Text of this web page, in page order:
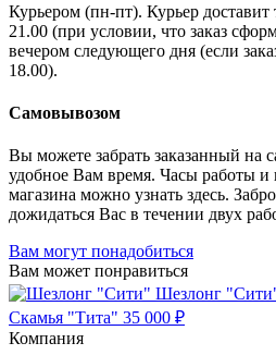
Курьером (пн-пт). Курьер доставит
21.00 (при условии, что заказ
вечером следующего дня (если
18.00).
Самовывозом
Вы можете забрать заказанный на
удобное Вам время. Часы работы и
магазина можно узнать здесь.
дожидаться Вас в течении двух
Вам могут понадобиться
Вам может понравиться
Шезлонг
Скамья "Тита" 35 000 ₽
Компания